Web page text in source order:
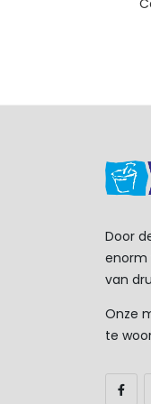
Door
enorm
van
Onze
te